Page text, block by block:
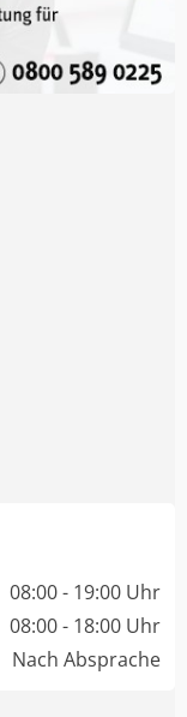
08:00 - 19:00 Uhr
08:00 - 18:00 Uhr
Nach Absprache